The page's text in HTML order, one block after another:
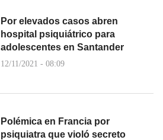
Por elevados casos abren
hospital psiquiátrico para
adolescentes en Santander
12/11/2021 - 08:09
Polémica en Francia por
psiquiatra que violó secreto